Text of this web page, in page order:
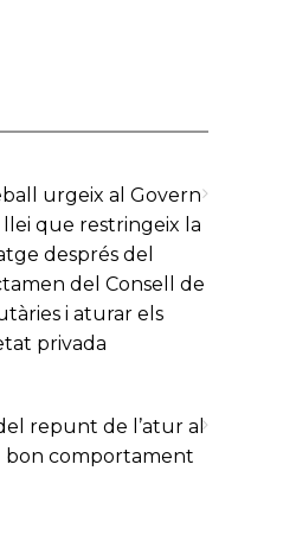
urgeix al Govern
llei que restringeix la
després del
del Consell de
i aturar els
privada
repunt de l’atur al
bon comportament